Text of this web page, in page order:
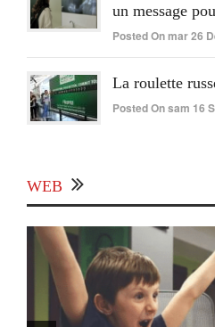
un message
Posted On mar 26
La roulette
Posted On sam 16
WEB